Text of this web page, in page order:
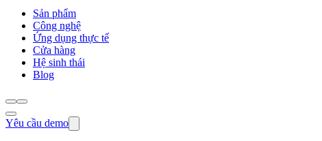
Sản phẩm
Công nghệ
Ứng dụng thực tế
Cửa hàng
Hệ sinh thái
Blog
Yêu cầu demo